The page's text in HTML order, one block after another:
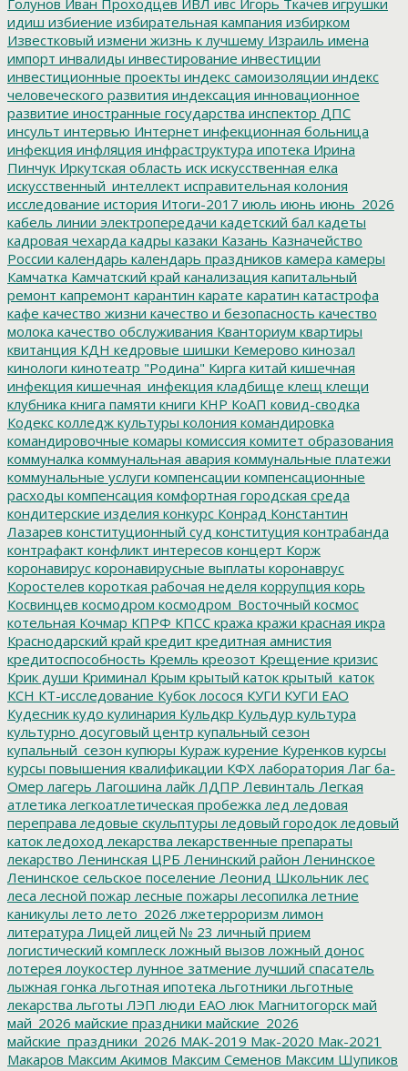
идиш избиение избирательная кампания избирком
Известковый измени жизнь к лучшему Израиль имена
импорт инвалиды инвестирование инвестиции
инвестиционные проекты индекс самоизоляции индекс
человеческого развития индексация инновационное
развитие иностранные государства инспектор ДПС
инсульт интервью Интернет инфекционная больница
инфекция инфляция инфраструктура ипотека Ирина
Пинчук Иркутская область иск искусственная елка
искусственный_интеллект исправительная колония
исследование история Итоги-2017 июль июнь июнь_2026
кабель линии электропередачи кадетский бал кадеты
кадровая чехарда кадры казаки Казань Казначейство
России календарь календарь праздников камера камеры
Камчатка Камчатский край канализация капитальный
ремонт капремонт карантин карате каратин катастрофа
кафе качество жизни качество и безопасность качество
молока качество обслуживания Кванториум квартиры
квитанция КДН кедровые шишки Кемерово кинозал
кинологи кинотеатр "Родина" Кирга китай кишечная
инфекция кишечная_инфекция кладбище клещ клещи
клубника книга памяти книги КНР КоАП ковид-сводка
Кодекс колледж культуры колония командировка
командировочные комары комиссия комитет образования
коммуналка коммунальная авария коммунальные платежи
коммунальные услуги компенсации компенсационные
расходы компенсация комфортная городская среда
кондитерские изделия конкурс Конрад Константин
Лазарев конституционный суд конституция контрабанда
контрафакт конфликт интересов концерт Корж
коронавирус коронавирусные выплаты коронаврус
Коростелев короткая рабочая неделя коррупция корь
Косвинцев космодром космодром_Восточный космос
котельная Кочмар КПРФ КПСС кража кражи красная икра
Краснодарский край кредит кредитная амнистия
кредитоспособность Кремль креозот Крещение кризис
Крик души Криминал Крым крытый каток крытый_каток
КСН КТ-исследование Кубок лосося КУГИ КУГИ ЕАО
Кудесник кудо кулинария Кульдкр Кульдур культура
культурно досуговый центр купальный сезон
купальный_сезон купюры Кураж курение Куренков курсы
курсы повышения квалификации КФХ лаборатория Лаг ба-
Омер лагерь Лагошина лайк ЛДПР Левинталь Легкая
атлетика легкоатлетическая пробежка лед ледовая
переправа ледовые скульптуры ледовый городок ледовый
каток ледоход лекарства лекарственные препараты
лекарство Ленинская ЦРБ Ленинский район Ленинское
Ленинское сельское поселение Леонид Школьник лес
леса лесной пожар лесные пожары лесопилка летние
каникулы лето лето_2026 лжетерроризм лимон
литература Лицей лицей № 23 личный прием
логистический комплеск ложный вызов ложный донос
лотерея лоукостер лунное затмение лучший спасатель
лыжная гонка льготная ипотека льготники льготные
лекарства льготы ЛЭП люди ЕАО люк Магнитогорск май
май_2026 майские праздники майские_2026
майские_праздники_2026 МАК-2019 Мак-2020 Мак-2021
Макаров Максим Акимов Максим Семенов Максим Шупиков